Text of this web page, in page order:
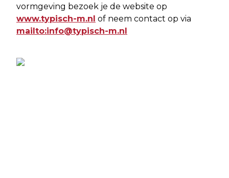
vormgeving bezoek je de website op
www.typisch-m.nl of neem contact op via
mailto:info@typisch-m.nl